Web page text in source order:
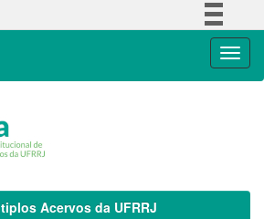
Acervos da UFRRJ